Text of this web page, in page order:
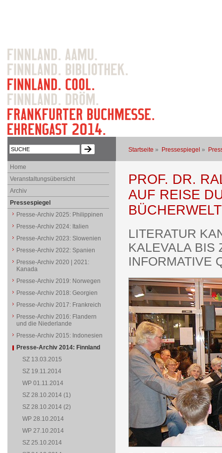
Startseite » Pressespiegel »
PROF. DR.
AUF REISE
BÜCHERWELT
LITERATUR
KALEVALA BIS
INFORMATIVE
Home
Veranstaltungsübersicht
Archiv
Pressespiegel
Presse-Archiv 2025: Philippinen
Presse-Archiv 2024: Italien
Presse-Archiv 2023: Slowenien
Presse-Archiv 2022: Spanien
Presse-Archiv 2020 | 2021:
Kanada
Presse-Archiv 2019: Norwegen
Presse-Archiv 2018: Georgien
Presse-Archiv 2017: Frankreich
Presse-Archiv 2016: Flandern
und die Niederlande
Presse-Archiv 2015: Indonesien
Presse-Archiv 2014: Finnland
SZ 13.03.2015
SZ 19.11.2014
WP 01.11.2014
SZ 28.10.2014 (1)
SZ 28.10.2014 (2)
WP 28.10.2014
WP 27.10.2014
SZ 25.10.2014